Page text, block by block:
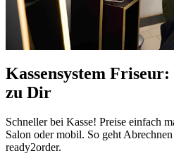
Kassensystem Friseur:
zu Dir
Schneller bei Kasse! Preise einfach
Salon oder mobil. So geht
ready2order.